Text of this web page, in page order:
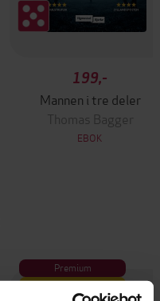
199,-
Mannen i tre deler
Thomas Bagger
EBOK
Premium
Første gang på tilbud